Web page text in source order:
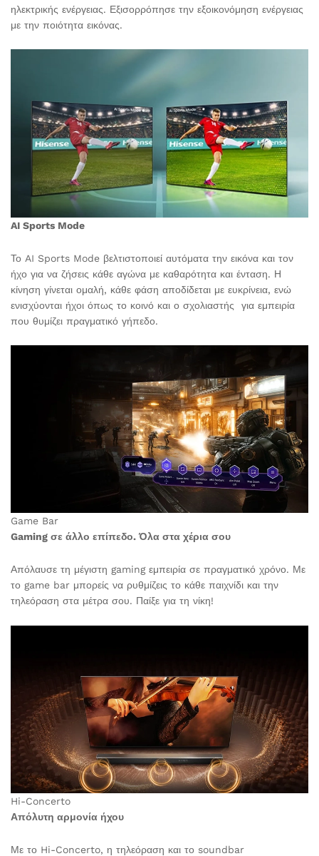
ηλεκτρικής ενέργειας. Εξισορρόπησε την εξοικονόμηση ενέργειας
με την ποιότητα εικόνας.
AI Sports Mode
Το AI Sports Mode βελτιστοποιεί αυτόματα την εικόνα και τον
ήχο για να ζήσεις κάθε αγώνα με καθαρότητα και ένταση. Η
κίνηση γίνεται ομαλή, κάθε φάση αποδίδεται με ευκρίνεια, ενώ
ενισχύονται ήχοι όπως το κοινό και ο σχολιαστής για εμπειρία
που θυμίζει πραγματικό γήπεδο.
Game Bar
Gaming σε άλλο επίπεδο. Όλα στα χέρια σου
Απόλαυσε τη μέγιστη gaming εμπειρία σε πραγματικό χρόνο. Με
το game bar μπορείς να ρυθμίζεις το κάθε παιχνίδι και την
τηλεόραση στα μέτρα σου. Παίξε για τη νίκη!
Hi-Concerto
Απόλυτη αρμονία ήχου
Με το Hi-Concerto, η τηλεόραση και το soundbar